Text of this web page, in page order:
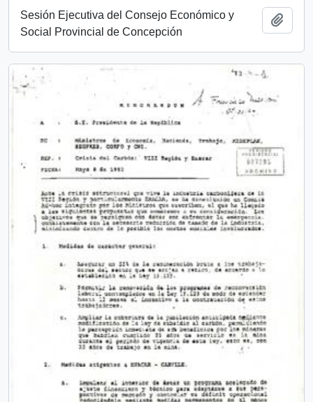
Sesión Ejecutiva del Consejo Económico y
Social Provincial de Concepción